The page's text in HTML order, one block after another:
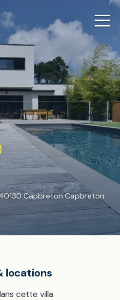
Capbreton Capbreton
locations
cette villa